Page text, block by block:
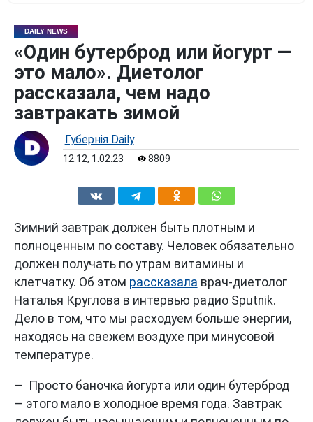
DAILY NEWS
«Один бутерброд или йогурт —
это мало». Диетолог
рассказала, чем надо
завтракать зимой
Губернiя Daily
12:12, 1.02.23 8809
Зимний завтрак должен быть плотным и
полноценным по составу. Человек обязательно
должен получать по утрам витамины и
клетчатку. Об этом рассказала врач-диетолог
Наталья Круглова в интервью радио Sputnik.
Дело в том, что мы расходуем больше энергии,
находясь на свежем воздухе при минусовой
температуре.
— Просто баночка йогурта или один бутерброд
— этого мало в холодное время года. Завтрак